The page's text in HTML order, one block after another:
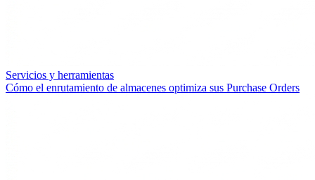
Servicios y herramientas
Cómo el enrutamiento de almacenes optimiza sus Purchase Orders